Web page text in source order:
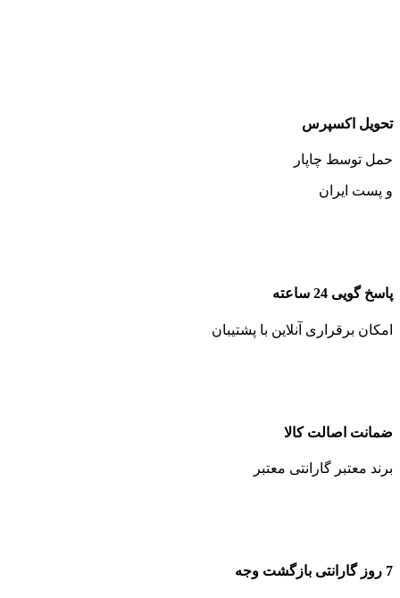
تحویل اکسپرس
حمل توسط چاپار
و پست ایران
پاسخ گویی 24 ساعته
امکان برقراری آنلاین با پشتیبان
ضمانت اصالت کالا
برند معتبر گارانتی معتبر
7 روز گارانتی بازگشت وجه